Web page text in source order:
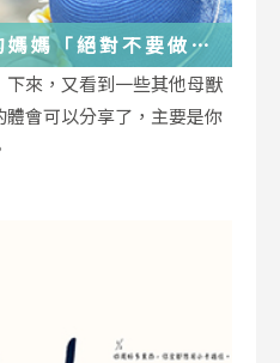
媽「絕對不要做」
來，又看到一些其他母獸
會可以分享了，主要是你